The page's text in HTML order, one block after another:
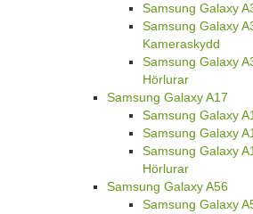
Samsung Galaxy
Samsung Galaxy
Kameraskydd
Samsung Galaxy
Hörlurar
Samsung Galaxy A17
Samsung Galaxy
Samsung Galaxy
Samsung Galaxy
Hörlurar
Samsung Galaxy A56
Samsung Galaxy